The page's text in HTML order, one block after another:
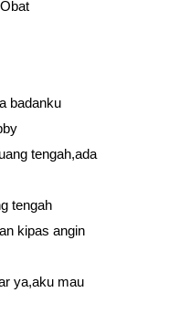
badanku
tengah,ada
tengah
kipas angin
ya,aku mau